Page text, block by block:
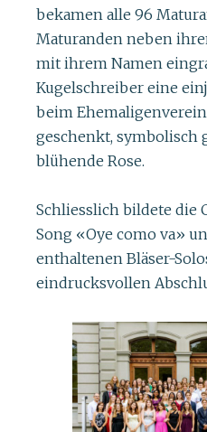
bekamen alle 96
Maturanden neben
mit ihrem Namen
Kugelschreiber eine
beim
geschenkt, symbolisch
blühende Rose.
Schliesslich bildete die
Song «Oye como va»
enthaltenen Bläser-
eindrucksvollen